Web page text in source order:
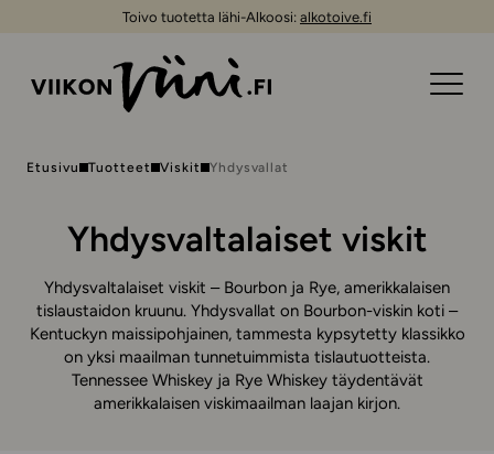
Toivo tuotetta lähi-Alkoosi: alkotoive.fi
Etusivu Tuotteet Viskit Yhdysvallat
Yhdysvaltalaiset viskit
Yhdysvaltalaiset viskit – Bourbon ja Rye, amerikkalaisen
tislaustaidon kruunu. Yhdysvallat on Bourbon-viskin koti –
Kentuckyn maissipohjainen, tammesta kypsytetty klassikko
on yksi maailman tunnetuimmista tislautuotteista.
Tennessee Whiskey ja Rye Whiskey täydentävät
amerikkalaisen viskimaailman laajan kirjon.